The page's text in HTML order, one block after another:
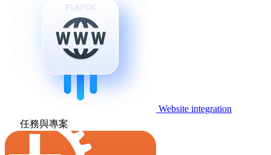
Website integration
任務與專案